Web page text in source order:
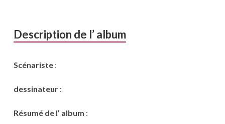
Description de l’ album
Scénariste:
dessinateur:
Résumé de l’ album :